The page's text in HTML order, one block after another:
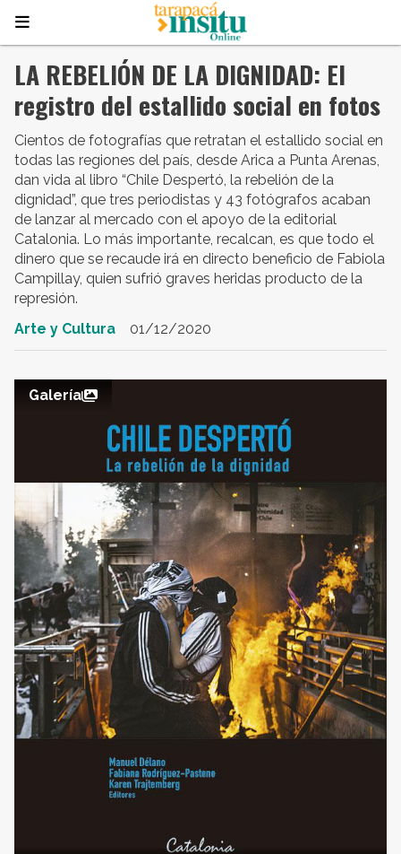
LA REBELIÓN DE LA DIGNIDAD: El
registro del estallido social en fotos
Cientos de fotografías que retratan el estallido social en
todas las regiones del país, desde Arica a Punta Arenas,
dan vida al libro “Chile Despertó, la rebelión de la
dignidad”, que tres periodistas y 43 fotógrafos acaban
de lanzar al mercado con el apoyo de la editorial
Catalonia. Lo más importante, recalcan, es que todo el
dinero que se recaude irá en directo beneficio de Fabiola
Campillay, quien sufrió graves heridas producto de la
represión.
Arte y Cultura
01/12/2020
Galería